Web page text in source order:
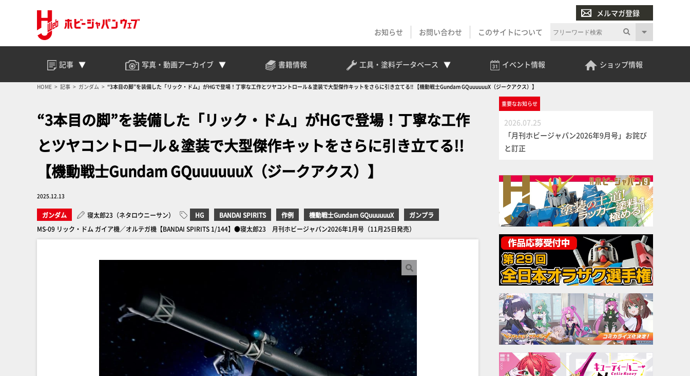
メルマガ登録
お知らせ
お問い合わせ このサイトについて
記事 写真・動画アーカイブ 書籍情報 工具・塗料データベース イベント情報 ショップ情報
HOME 記事 ガンダム “3本目の脚”を装備した「リック・ドム」がHGで登場！丁寧な工作とツヤコントロール＆塗装で大型傑作キットをさらに引き立てる!! 【機動戦士Gundam GQuuuuuuX（ジークアクス）】
“3本目の脚”を装備した「リック・ドム」がHGで登場！丁寧な工作
とツヤコントロール＆塗装で大型傑作キットをさらに引き立てる!!
【機動戦士Gundam GQuuuuuuX（ジークアクス）】
2025.12.13
ガンダム 寝太郎23（ネタロウニーサン） HG BANDAI SPIRITS 作例 機動戦士Gundam GQuuuuuuX
ガンプラ
MS-09 リック・ドム ガイア機／オルテガ機【BANDAI SPIRITS 1/144】●寝太郎23 月刊ホビージャパン2026年1月号（11月25日発売）
重要なお知らせ
2026.07.25
「月刊ホビージャパン2026年9月号」お詫び
と訂正